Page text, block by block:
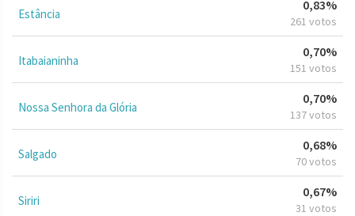
Estância
0,83%
261 votos
Itabaianinha
0,70%
151 votos
Nossa Senhora da Glória
0,70%
137 votos
Salgado
0,68%
70 votos
Siriri
0,67%
31 votos